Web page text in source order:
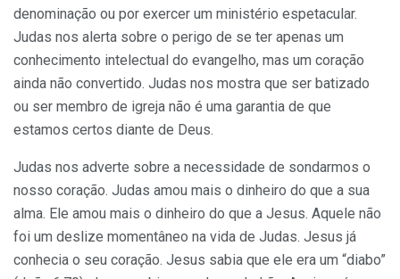
denominação ou por exercer um ministério espetacular.
Judas nos alerta sobre o perigo de se ter apenas um
conhecimento intelectual do evangelho, mas um coração
ainda não convertido. Judas nos mostra que ser batizado
ou ser membro de igreja não é uma garantia de que
estamos certos diante de Deus.
Judas nos adverte sobre a necessidade de sondarmos o
nosso coração. Judas amou mais o dinheiro do que a sua
alma. Ele amou mais o dinheiro do que a Jesus. Aquele não
foi um deslize momentâneo na vida de Judas. Jesus já
conhecia o seu coração. Jesus sabia que ele era um “diabo”